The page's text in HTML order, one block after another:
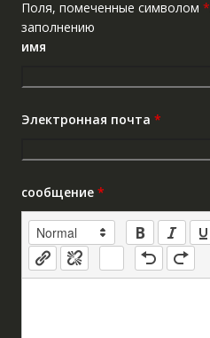
Поля, помеченные символом *
заполнению
имя
Электронная почта *
сообщение *